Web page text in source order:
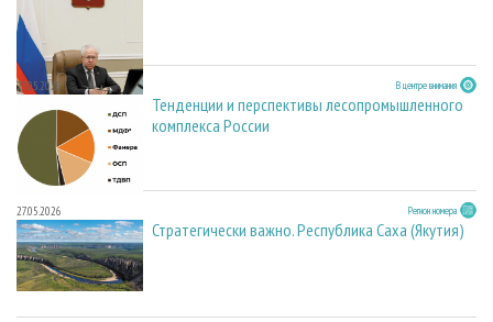
27.05.2026 В центре внимания
Тенденции и перспективы лесопромышленного
комплекса России
27.05.2026 Регион номера
Стратегически важно. Республика Саха (Якутия)